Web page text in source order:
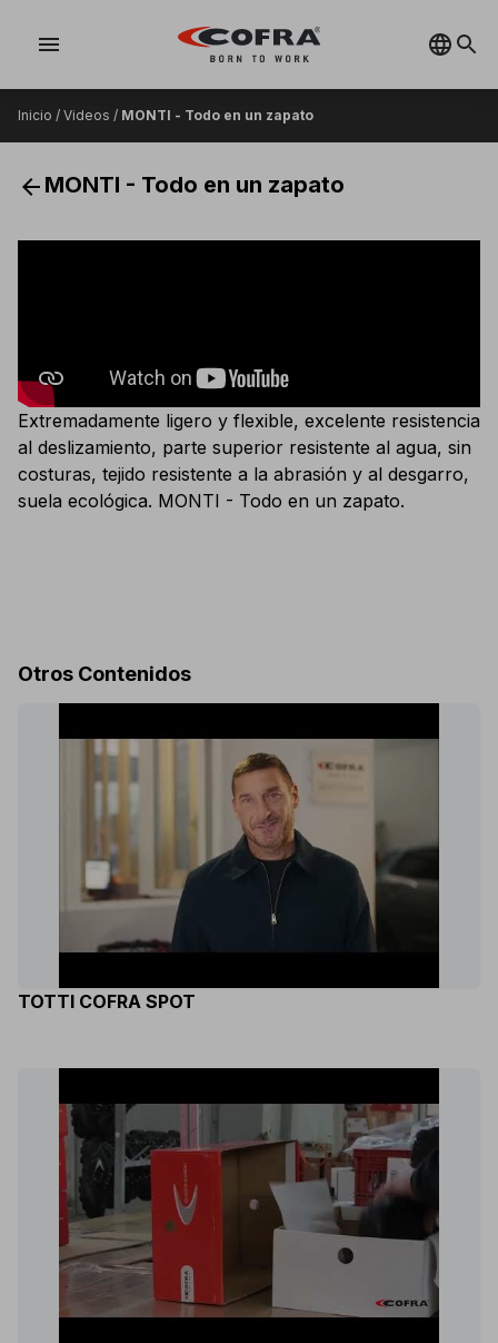
menu
Inicio / Videos / MONTI - Todo en un zapato
arrow_back MONTI - Todo en un zapato
Extremadamente ligero y flexible, excelente resistencia
al deslizamiento, parte superior resistente al agua, sin
costuras, tejido resistente a la abrasión y al desgarro,
suela ecológica. MONTI - Todo en un zapato.
Otros Contenidos
TOTTI COFRA SPOT